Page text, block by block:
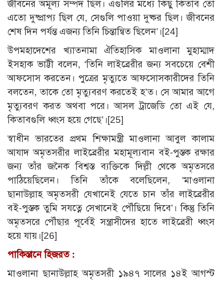
জীবনের অমূল্য সম্পদ ছিল। এগুলির মধ্যে কিছু কিতাব তো
এতো দুষ্প্রাপ্য ছিল যে, সেগুলি পাওয়া দুষ্কর ছিল। জীবনের
শেষ দিন পর্যন্ত এজন্য তিনি চিন্তান্বিত ছিলেন’।[24]
উপমহাদেশের খ্যাতনামা ঐতিহাসিক মাওলানা মুহাম্মাদ
ইসহাক ভাট্টী বলেন, ‘তিনি লাইব্রেরীর জন্য সবচেয়ে বেশী
আফসোস করতেন। পুত্রের মৃত্যুতে আফসোসকারীদের তিনি
বলতেন, তাকে তো মৃত্যুবরণ করতেই হ’ত। সে আমার আগে
মৃত্যুবরণ করত অথবা পরে। আসল ট্রাজেডি তো এই যে,
কিতাবগুলি ধ্বংস হয়ে গেছে’।[25]
স্বাধীন ভারতের প্রথম শিক্ষামন্ত্রী মাওলানা আবুল কালাম
আযাদ অমৃতসরীর লাইব্রেরীর মহামূল্যবান বই-পুস্তক রক্ষার
জন্য তাঁর জনৈক বিশ্বস্ত ব্যক্তিকে দিল্লী থেকে অমৃতসরে
পাঠিয়েছিলেন। তিনি তাঁকে বলেছিলেন, ‘মাওলানা
ছানাউল্লাহ অমৃতসরী যেখানেই যেতে চান তাঁর লাইব্রেরীর
বই-পুস্তক তুমি সযত্নে সেখানেই পৌঁছিয়ে দিবে’। কিন্তু তিনি
অমৃতসরে পৌঁছার পূর্বেই সন্ত্রাসীদের হাতে লাইব্রেরী ধ্বংস
হয়ে যায়।[26]
পাকিস্তানে হিজরত :
মাওলানা ছানাউল্লাহ অমৃতসরী ১৯৪৭ সালের ১৪ই আগস্ট